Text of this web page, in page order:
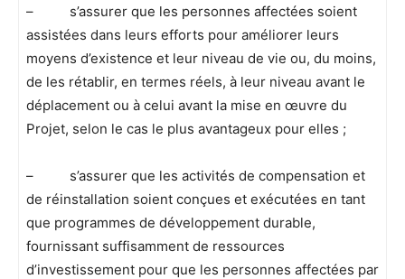
– s’assurer que les personnes affectées soient
assistées dans leurs efforts pour améliorer leurs
moyens d’existence et leur niveau de vie ou, du moins,
de les rétablir, en termes réels, à leur niveau avant le
déplacement ou à celui avant la mise en œuvre du
Projet, selon le cas le plus avantageux pour elles ;
– s’assurer que les activités de compensation et
de réinstallation soient conçues et exécutées en tant
que programmes de développement durable,
fournissant suffisamment de ressources
d’investissement pour que les personnes affectées par